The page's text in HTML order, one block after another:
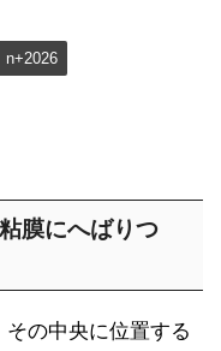
n+2026
膜にへばりつ
の中央に位置する